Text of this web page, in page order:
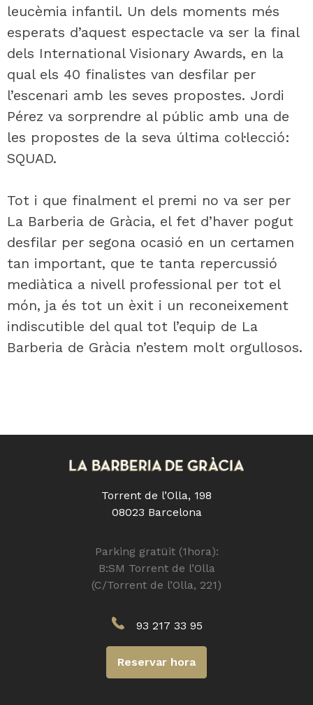
leucèmia infantil. Un dels moments més
esperats d’aquest espectacle va ser la final
dels International Visionary Awards, en la
qual els 40 finalistes van desfilar per
l’escenari amb les seves propostes. Jordi
Pérez va sorprendre al públic amb una de
les propostes de la seva última col·lecció:
SQUAD.
Tot i que finalment el premi no va ser per
La Barberia de Gràcia, el fet d’haver pogut
desfilar per segona ocasió en un certamen
tan important, que te tanta repercussió
mediàtica a nivell professional per tot el
món, ja és tot un èxit i un reconeixement
indiscutible del qual tot l’equip de La
Barberia de Gràcia n’estem molt orgullosos.
Torrent de l’Olla, 198
08023 Barcelona
Parking gratüit (1hora):
B:SM Torrent de l’Olla
(C/Torrent de l’Olla, 221)
93 217 33 95
Reservar hora